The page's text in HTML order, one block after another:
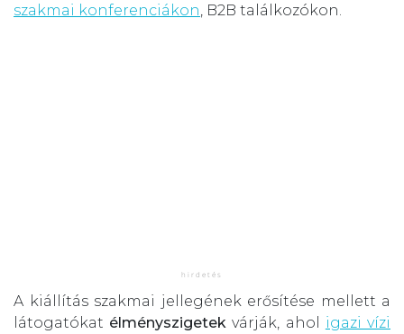
szakmai konferenciákon , B2B találkozókon.
A kiállítás szakmai jellegének erősítése mellett a
látogatókat élményszigetek várják, ahol igazi vízi